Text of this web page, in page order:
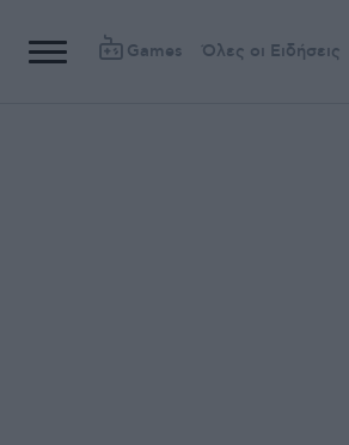
Games Όλες οι Ειδήσεις